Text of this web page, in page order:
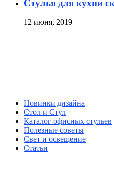
Стулья для кухни
12 июня, 2019
Новинки дизайна
Стол и Стул
Каталог офисных стульев
Полезные советы
Свет и освещение
Статьи